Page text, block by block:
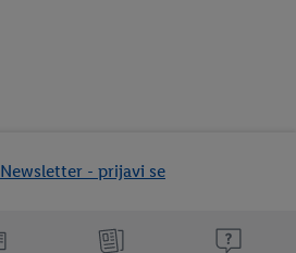
Newsletter - prijavi se